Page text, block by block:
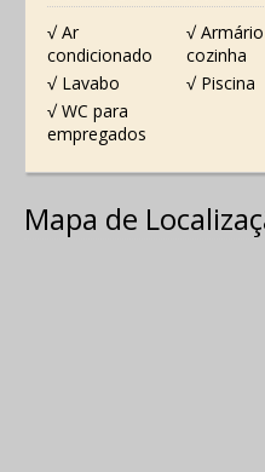
√ Ar
condicionado
√
cozinha
√ Lavabo
√ Piscina
√ WC para
empregados
Mapa de